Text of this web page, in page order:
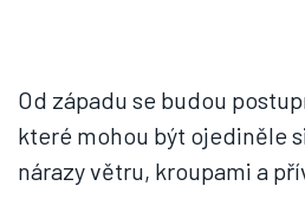
Od západu se budou
které mohou být ojediněle
nárazy větru, kroupami a